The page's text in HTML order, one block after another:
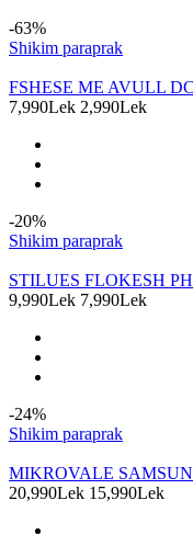
-63%
Shikim paraprak
FSHESE ME AVULL
7,990Lek 2,990Lek
-20%
Shikim paraprak
STILUES FLOKESH
9,990Lek 7,990Lek
-24%
Shikim paraprak
MIKROVALE
20,990Lek 15,990Lek